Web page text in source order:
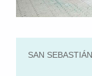
SAN SEBASTIÁN